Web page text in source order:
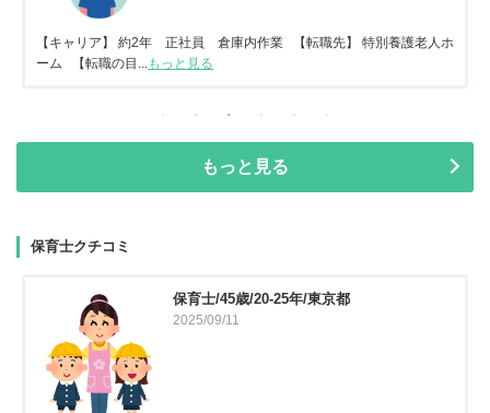
【キャリア】 約2年 正社員 倉庫内作業 【転職先】 特別養護老人ホ
ーム 【転職の目...もっと見る
もっと見る
保育士クチコミ
保育士/45歳/20-25年/東京都
2025/09/11